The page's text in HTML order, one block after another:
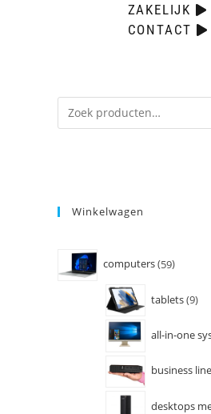
ZAKELIJK
CONTACT
Winkelwagen
computers 59
tablets 9
all-in-one
business line
desktops